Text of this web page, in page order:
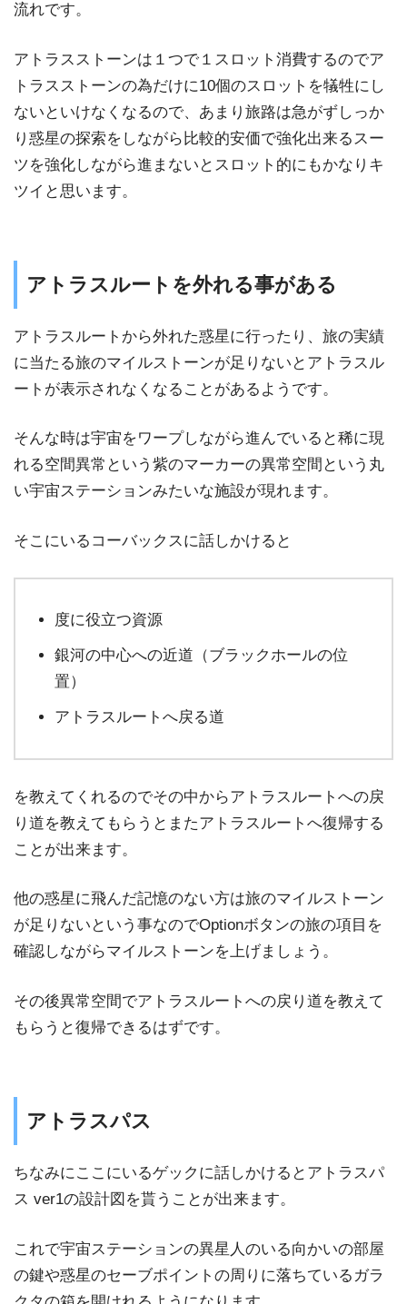
流れです。
アトラスストーンは１つで１スロット消費するのでア
トラスストーンの為だけに10個のスロットを犠牲にし
ないといけなくなるので、あまり旅路は急がずしっか
り惑星の探索をしながら比較的安価で強化出来るスー
ツを強化しながら進まないとスロット的にもかなりキ
ツイと思います。
アトラスルートを外れる事がある
アトラスルートから外れた惑星に行ったり、旅の実績
に当たる旅のマイルストーンが足りないとアトラスル
ートが表示されなくなることがあるようです。
そんな時は宇宙をワープしながら進んでいると稀に現
れる空間異常という紫のマーカーの異常空間という丸
い宇宙ステーションみたいな施設が現れます。
そこにいるコーバックスに話しかけると
度に役立つ資源
銀河の中心への近道（ブラックホールの位
置）
アトラスルートへ戻る道
を教えてくれるのでその中からアトラスルートへの戻
り道を教えてもらうとまたアトラスルートへ復帰する
ことが出来ます。
他の惑星に飛んだ記憶のない方は旅のマイルストーン
が足りないという事なのでOptionボタンの旅の項目を
確認しながらマイルストーンを上げましょう。
その後異常空間でアトラスルートへの戻り道を教えて
もらうと復帰できるはずです。
アトラスパス
ちなみにここにいるゲックに話しかけるとアトラスパ
ス ver1の設計図を貰うことが出来ます。
これで宇宙ステーションの異星人のいる向かいの部屋
の鍵や惑星のセーブポイントの周りに落ちているガラ